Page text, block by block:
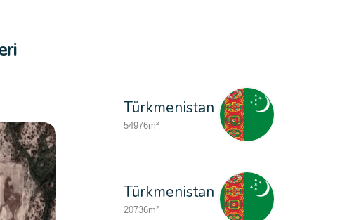
Türkmenistan
54976m²
Türkmenistan
20736m²